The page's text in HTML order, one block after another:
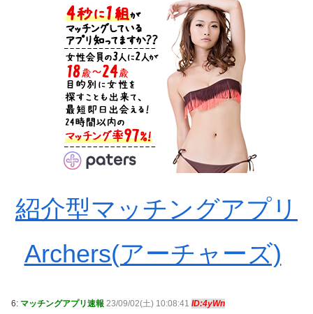
紹介型マッチングアプリ
Archers(アーチャーズ)
6: マッチングアプリ速報 23/09/02(土) 10:08:41 ID:4yWn